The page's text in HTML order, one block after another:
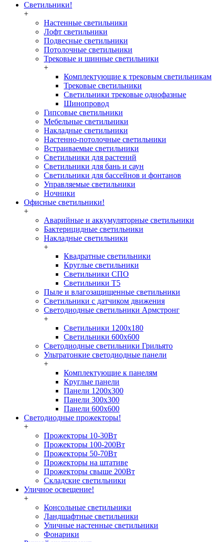
Светильники!
+
Настенные светильники
Лофт светильники
Подвесные светильники
Потолочные светильники
Трековые и шинные светильники
+
Комплектующие к трековым светильникам
Трековые светильники
Светильники трековые однофазные
Шинопровод
Гипсовые светильники
Мебельные светильники
Накладные светильники
Настенно-потолочные светильники
Встраиваемые светильники
Светильники для растений
Светильники для бань и саун
Светильники для бассейнов и фонтанов
Управляемые светильники
Ночники
Офисные светильники!
+
Аварийные и аккумуляторные светильники
Бактерицидные светильники
Накладные светильники
+
Квадратные светильники
Круглые светильники
Светильники СПО
Светильники Т5
Пыле и влагозащищенные светильники
Светильники с датчиком движения
Светодиодные светильники Армстронг
+
Светильники 1200х180
Светильники 600х600
Светодиодные светильники Грильято
Ультратонкие светодиодные панели
+
Комплектующие к панелям
Круглые панели
Панели 1200х300
Панели 300х300
Панели 600х600
Светодиодные прожекторы!
+
Прожекторы 10-30Вт
Прожекторы 100-200Вт
Прожекторы 50-70Вт
Прожекторы на штативе
Прожекторы свыше 200Вт
Складские светильники
Уличное освещение!
+
Консольные светильники
Ландшафтные светильники
Уличные настенные светильники
Фонарики